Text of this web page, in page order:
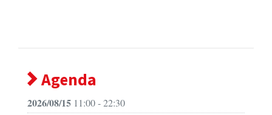
Agenda
2026/08/15 11:00 - 22:30